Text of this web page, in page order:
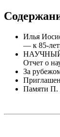
Илья
— к 85-
Отчет о
За
Памяти П.